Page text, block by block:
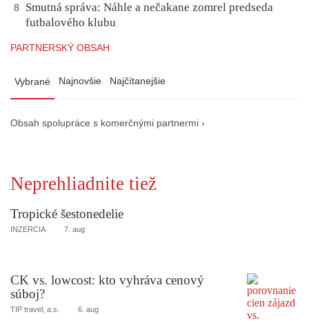
8
Smutná správa: Náhle a nečakane zomrel predseda
futbalového klubu
PARTNERSKÝ OBSAH
Vybrané Najnovšie Najčítanejšie
Obsah spolupráce s komerčnými partnermi ›
Neprehliadnite tiež
Tropické šestonedelie
INZERCIA 7. aug
CK vs. lowcost: kto vyhráva cenový
súboj?
TIP travel, a.s. 6. aug